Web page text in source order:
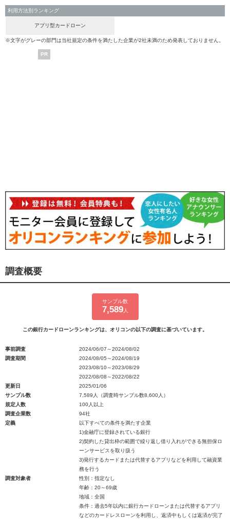
利用方法別ランキング
アプリ型カードローン
※文字がグレーの部門は当社規定の条件を満たした企業が2社未満のため発表しておりません。
PR
調査概要
サンプル数
7,589人
この銀行カードローンランキングは、オリコンの以下の調査に基づいています。
事前調査
2024/06/07～2024/08/02
調査期間
2024/08/05～2024/08/19
2023/08/10～2023/08/29
2022/08/08～2022/08/22
更新日
2025/01/06
サンプル数
7,589人（調査時サンプル数8,600人）
規定人数
100人以上
調査企業数
94社
定義
以下すべての条件を満たす企業
1)金融庁に登録されている銀行
2)契約した貸出枠の範囲で繰り返し借り入れができる無担保ロ
ーンサービスを取り扱う
3)発行するカードまたは代替するアプリなどを利用して融資業
務を行う
調査対象者
性別：指定なし
年齢：20～69歳
地域：全国
条件：過去5年以内に銀行カードローンまたは代替するアプリ
などのカードレスローンを利用し、返済中もしくは返済が完了